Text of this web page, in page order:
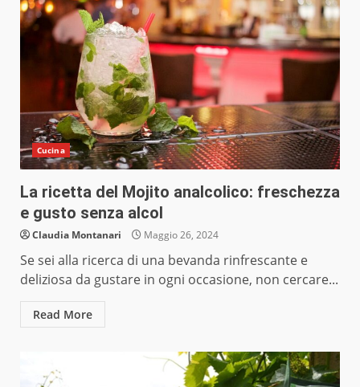
Cucina
La ricetta del Mojito analcolico: freschezza
e gusto senza alcol
Claudia Montanari Maggio 26, 2024
Se sei alla ricerca di una bevanda rinfrescante e
deliziosa da gustare in ogni occasione, non cercare...
Read More